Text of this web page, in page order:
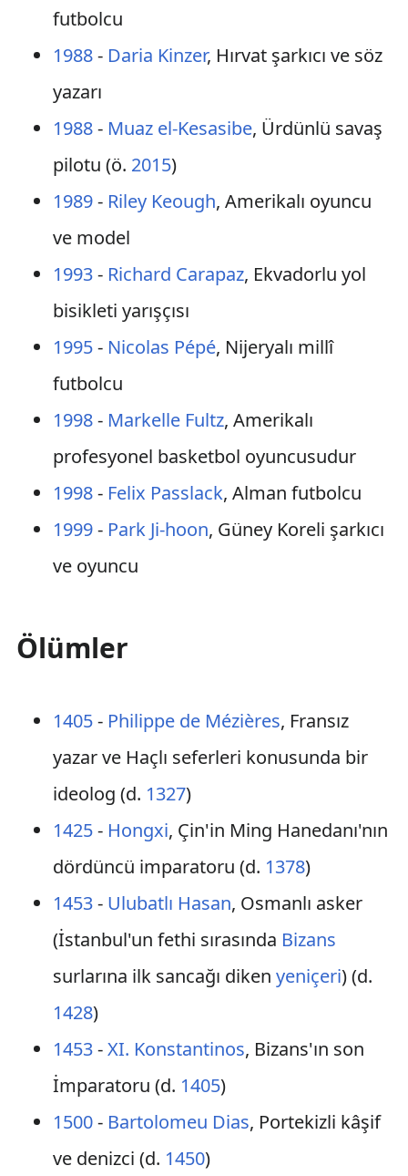
futbolcu
1988- Daria Kinzer, Hırvat şarkıcı ve söz
yazarı
1988- Muaz el-Kesasibe, Ürdünlü savaş
pilotu (ö. 2015)
1989- Riley Keough, Amerikalı oyuncu
ve model
1993- Richard Carapaz, Ekvadorlu yol
bisikleti yarışçısı
1995- Nicolas Pépé, Nijeryalı millî
futbolcu
1998- Markelle Fultz, Amerikalı
profesyonel basketbol oyuncusudur
1998- Felix Passlack, Alman futbolcu
1999- Park Ji-hoon, Güney Koreli şarkıcı
ve oyuncu
Ölümler
1405- Philippe de Mézières, Fransız
yazar ve Haçlı seferleri konusunda bir
ideolog (d. 1327)
1425- Hongxi, Çin'in Ming Hanedanı'nın
dördüncü imparatoru (d. 1378)
1453- Ulubatlı Hasan, Osmanlı asker
(İstanbul'un fethi sırasında Bizans
surlarına ilk sancağı diken yeniçeri) (d.
1428)
1453-XI. Konstantinos, Bizans'ın son
İmparatoru (d. 1405)
1500- Bartolomeu Dias, Portekizli kâşif
ve denizci (d. 1450)